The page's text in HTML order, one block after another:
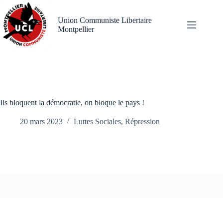
Passer
au
contenu
Union Communiste Libertaire
Montpellier
Ils bloquent la démocratie, on bloque le pays !
20 mars 2023 Luttes Sociales, Répression